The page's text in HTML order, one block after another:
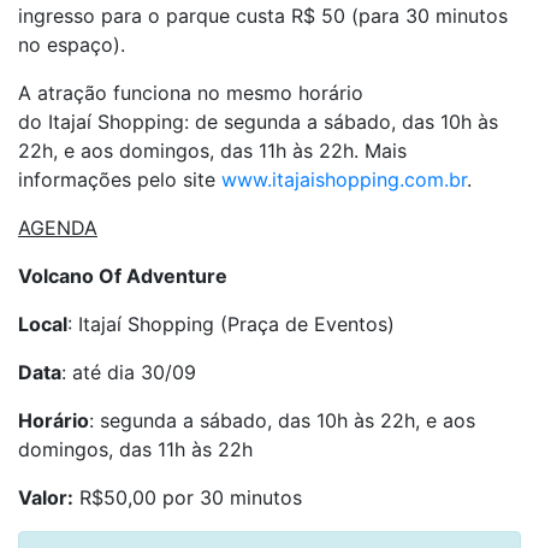
ingresso para o parque custa R$ 50 (para 30 minutos
no espaço).
A atração funciona no mesmo horário
do Itajaí Shopping: de segunda a sábado, das 10h às
22h, e aos domingos, das 11h às 22h. Mais
informações pelo site www.itajaishopping.com.br.
AGENDA
Volcano Of Adventure
Local: Itajaí Shopping (Praça de Eventos)
Data: até dia 30/09
Horário: segunda a sábado, das 10h às 22h, e aos
domingos, das 11h às 22h
Valor: R$50,00 por 30 minutos